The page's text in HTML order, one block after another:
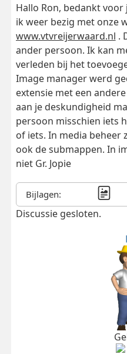
Hallo Ron, bedankt
ik weer bezig met onze
www.vtvreijerwaard.nl .
ander persoon. Ik kan
verleden bij het
Image manager werd
extensie met een
aan je deskundigheid
persoon misschien iets
of iets. In media beheer
ook de submappen. In
niet Gr. Jopie
Bijlagen:
Discussie gesloten.